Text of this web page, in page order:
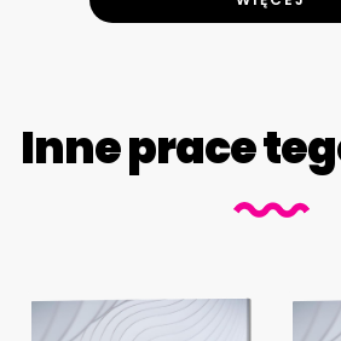
Inne prace